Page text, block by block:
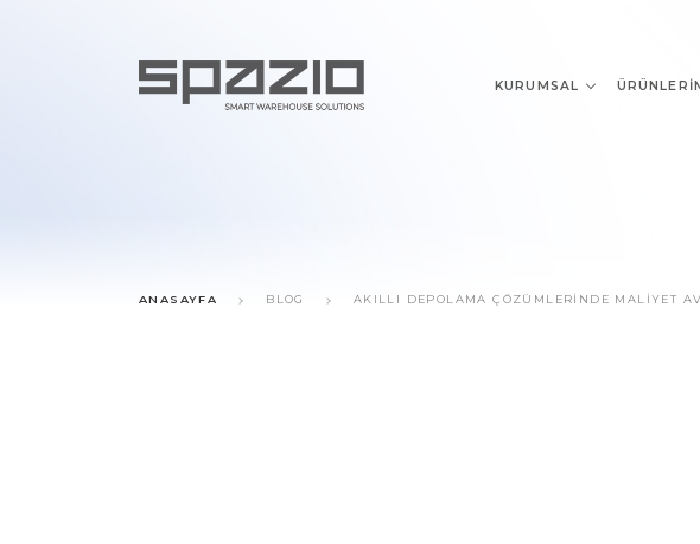
KURUMSAL
ANASAYFA BLOG AKILLI DEPOLAMA ÇÖZÜMLERINDE MALIYET